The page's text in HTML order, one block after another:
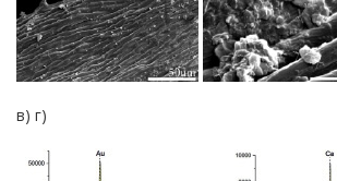
в) г)